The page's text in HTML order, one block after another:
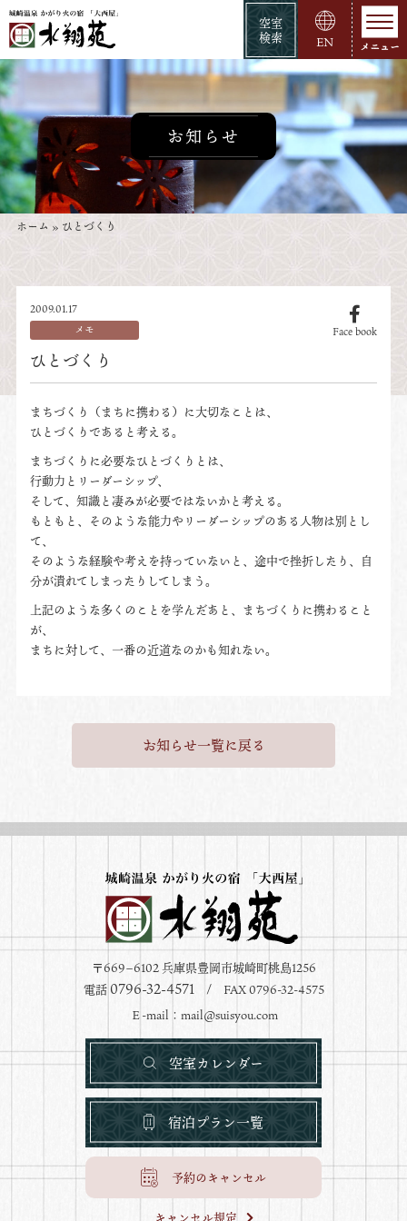
空室
検索
EN
お知らせ
ホーム » ひとづくり
2009.01.17
メモ
Face book
ひとづくり
まちづくり（まちに携わる）に大切なことは、
ひとづくりであると考える。
まちづくりに必要なひとづくりとは、
行動力とリーダーシップ、
そして、知識と凄みが必要ではないかと考える。
もともと、そのような能力やリーダーシップのある人物は別とし
て、
そのような経験や考えを持っていないと、途中で挫折したり、自
分が潰れてしまったりしてしまう。
上記のような多くのことを学んだあと、まちづくりに携わること
が、
まちに対して、一番の近道なのかも知れない。
お知らせ一覧に戻る
〒669−6102 兵庫県豊岡市城崎町桃島1256
電話 0796-32-4571/ FAX 0796-32-4575
Ｅ-mail： mail@suisyou.com
空室カレンダー
宿泊プラン一覧
予約のキャンセル
キャンセル規定